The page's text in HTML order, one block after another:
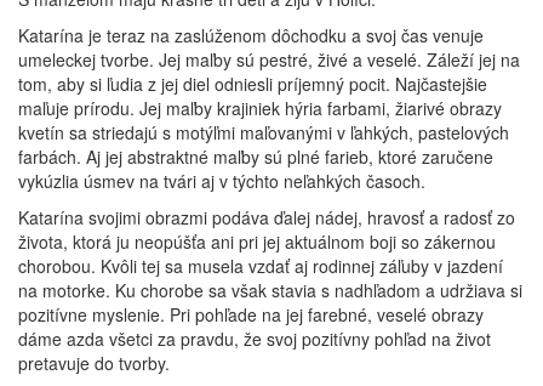
Katarína je teraz na zaslúženom dôchodku a svoj čas venuje
umeleckej tvorbe. Jej maľby sú pestré, živé a veselé. Záleží jej na
tom, aby si ľudia z jej diel odniesli príjemný pocit. Najčastejšie
maľuje prírodu. Jej maľby krajiniek hýria farbami, žiarivé obrazy
kvetín sa striedajú s motýľmi maľovanými v ľahkých, pastelových
farbách. Aj jej abstraktné maľby sú plné farieb, ktoré zaručene
vykúzlia úsmev na tvári aj v týchto neľahkých časoch.
Katarína svojimi obrazmi podáva ďalej nádej, hravosť a radosť zo
života, ktorá ju neopúšťa ani pri jej aktuálnom boji so zákernou
chorobou. Kvôli tej sa musela vzdať aj rodinnej záľuby v jazdení
na motorke. Ku chorobe sa však stavia s nadhľadom a udržiava si
pozitívne myslenie. Pri pohľade na jej farebné, veselé obrazy
dáme azda všetci za pravdu, že svoj pozitívny pohľad na život
pretavuje do tvorby.